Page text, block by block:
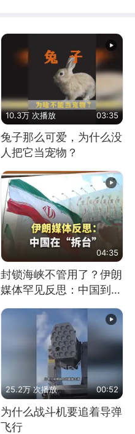
10.3万 次播放 03:35
兔子那么可爱，为什么没
人把它当宠物？
04:35
封锁海峡不管用了？伊朗
媒体罕见反思：中国到底
25.2万 次播放 00:52
为什么战斗机要追着导弹
飞行